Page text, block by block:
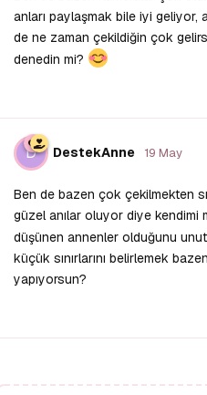
anları paylaşmak bile iyi geliyor,
de ne zaman çekildiğin çok
denedin mi?
D DestekAnne 19 May
Ben de bazen çok çekilmekten
güzel anılar oluyor diye kendimi
düşünen annenler olduğunu
küçük sınırlarını belirlemek
yapıyorsun?